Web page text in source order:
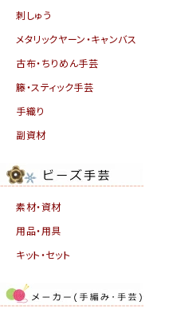
刺しゅう
メタリックヤーン・キャンバス
古布・ちりめん手芸
籐・スティック手芸
手織り
副資材
素材・資材
用品・用具
キット・セット